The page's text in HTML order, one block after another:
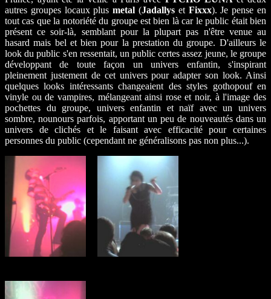
autres groupes locaux plusmetal (Jadallys et Fixxx). Je pense en
tout cas que la notoriété du groupe est bien là car le public était bien
présent ce soir-là, semblant pour la plupart pas n'être venue au
hasard mais bel et bien pour la prestation du groupe. D'ailleurs le
look du public s'en ressentait, un public certes assez jeune, le groupe
développant de toute façon un univers enfantin, s'inspirant
pleinement justement de cet univers pour adapter son look. Ainsi
quelques looks intéressants changeaient des styles gothopouf en
vinyle ou de vampires, mélangeant ainsi rose et noir, à l'image des
pochettes du groupe, univers enfantin et naïf avec un univers
sombre, nounours parfois, apportant un peu de nouveautés dans un
univers de clichés et le faisant avec efficacité pour certaines
personnes du public (cependant ne généralisons pas non plus...).